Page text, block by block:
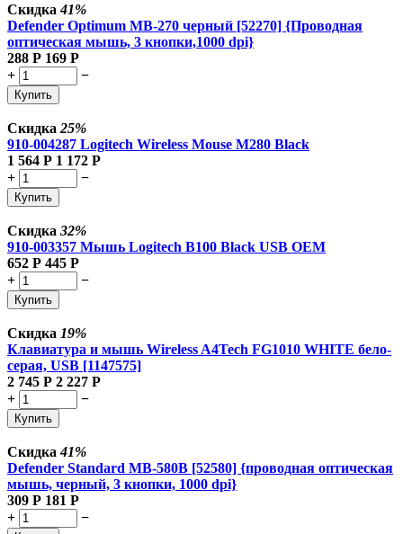
Скидка41%
Defender Optimum MB-270 черный [52270] {Проводная
оптическая мышь, 3 кнопки,1000 dpi}
288 Р 169 Р
+
−
Купить
Скидка 25%
910-004287 Logitech Wireless Mouse M280 Black
1 564 Р 1 172 Р
+
−
Купить
Скидка 32%
910-003357 Мышь Logitech B100 Black USB OEM
652 Р 445 Р
+
−
Купить
Скидка 19%
Клавиатура и мышь Wireless A4Tech FG1010 WHITE бело-
серая, USB [1147575]
2 745 Р 2 227 Р
+
−
Купить
Скидка41%
Defender Standard MB-580B [52580] {проводная оптическая
мышь, черный, 3 кнопки, 1000 dpi}
309 Р 181 Р
+
−